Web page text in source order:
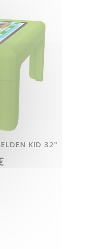
KID 32"